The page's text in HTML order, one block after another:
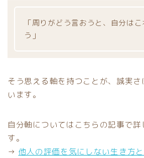
「周りがどう言おうと、自分は
う」
そう思える軸を持つことが、誠実
います。
自分軸についてはこちらの記事で
す。
→ 他人の評価を気にしない生き方